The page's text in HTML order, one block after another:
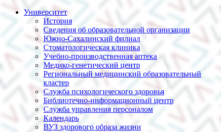
Университет
История
Сведения об образовательной организации
Южно-Сахалинский филиал
Стоматологическая клиника
Учебно-производственная аптека
Медико-генетический центр
Региональный медицинский образовательный
кластер
Служба психологического здоровья
Библиотечно-информационный центр
Служба управления персоналом
Календарь
ВУЗ здорового образа жизни